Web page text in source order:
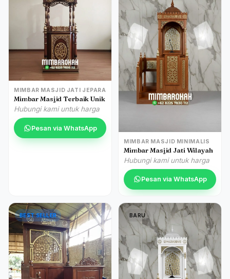
MIMBAR MASJID JATI JEPARA
Mimbar Masjid Terbaik Unik
Hubungi kami untuk harga
Pesan via WhatsApp
MIMBAR MASJID MINIMALIS
Mimbar Masjid Jati Wilayah
Hubungi kami untuk harga
Pesan via WhatsApp
BEST SELLER BARU